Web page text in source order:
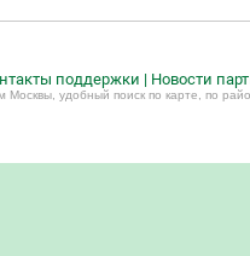
поддержки | Новости
Москвы, удобный поиск по карте, по